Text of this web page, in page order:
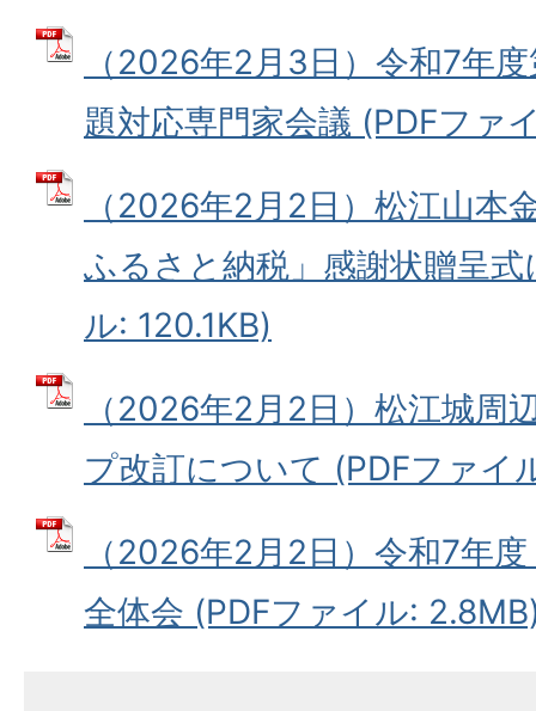
（2026年2月3日）令和7年
題対応専門家会議 (PDFファ
（2026年2月2日）松江山本
ふるさと納税」感謝状贈呈
ル: 120.1KB)
（2026年2月2日）松江城周
プ改訂について (PDFファイ
（2026年2月2日）令和7年
全体会 (PDFファイル: